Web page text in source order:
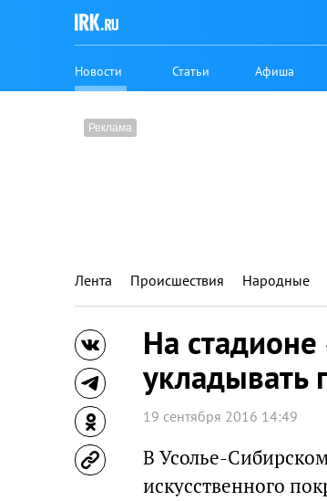
Новости Статьи Афиша
Лента Происшествия Народные
На
укладывать
19 сентября 2016 14:49
В Усолье-
искусственного